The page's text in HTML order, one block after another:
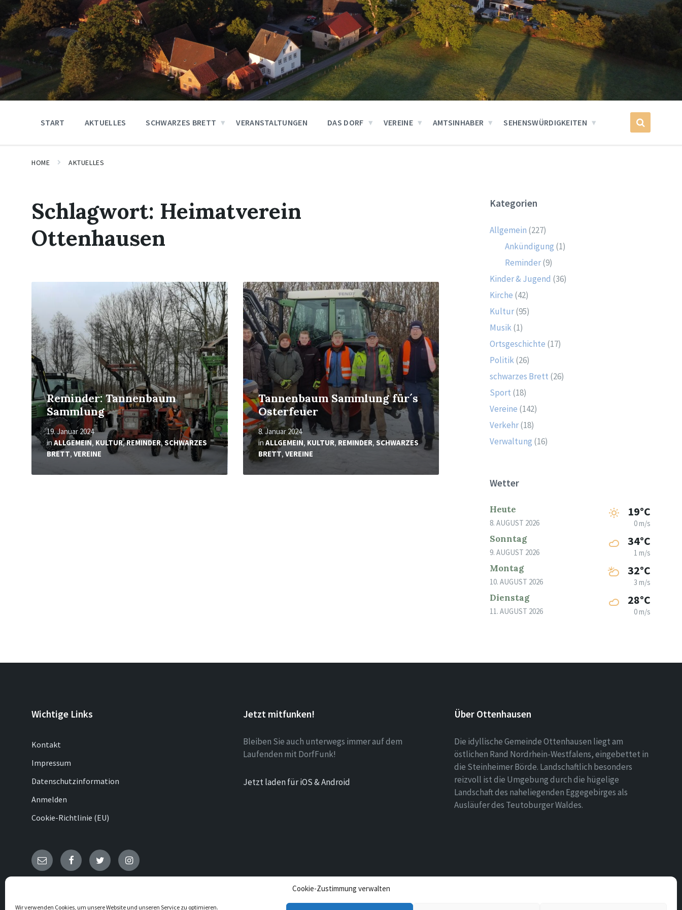
Cookie-Zustimmung verwalten
Wir verwenden Cookies, um unsere Website und unseren Service zu optimieren.
START AKTUELLES SCHWARZES BRETT VERANSTALTUNGEN DAS DORF VEREINE AMTSINHABER SEHENSWÜRDIGKEITEN
HOME AKTUELLES
Schlagwort: Heimatverein
Ottenhausen
Reminder: Tannenbaum
Sammlung
19. Januar 2024
inALLGEMEIN, KULTUR,REMINDER,SCHWARZES
BRETT, VEREINE
Mehr
Tannenbaum Sammlung für´s
Osterfeuer
8. Januar 2024
in ALLGEMEIN, KULTUR, REMINDER, SCHWARZES
BRETT, VEREINE
Mehr
erfahren
Kategorien
Allgemein (227)
Ankündigung (1)
Reminder(9)
Kinder & Jugend (36)
Kirche (42)
Kultur(95)
Musik(1)
Ortsgeschichte (17)
Politik(26)
schwarzes Brett (26)
Sport (18)
Vereine (142)
Verkehr(18)
Verwaltung (16)
Wetter
Heute
8. AUGUST 2026
19°C
0 m/s
Sonntag
9. AUGUST 2026
34°C
1 m/s
Montag
10. AUGUST 2026
32°C
3 m/s
Dienstag
11. AUGUST 2026
28°C
0 m/s
Wichtige Links
Kontakt
Impressum
Datenschutzinformation
Anmelden
Cookie-Richtlinie (EU)
Jetzt mitfunken!
Bleiben Sie auch unterwegs immer auf dem
Laufenden mit DorfFunk!
Jetzt laden für iOS & Android
Über Ottenhausen
Die idyllische Gemeinde Ottenhausen liegt am
östlichen Rand Nordrhein-Westfalens, eingebettet in
die Steinheimer Börde. Landschaftlich besonders
reizvoll ist die Umgebung durch die hügelige
Landschaft des naheliegenden Eggegebirges als
Ausläufer des Teutoburger Waldes.
E- FacebookTwitter Instagram